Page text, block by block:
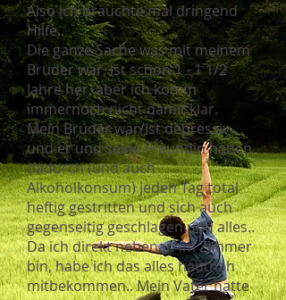
Also ich bräuchte mal dringend
Hilfe..
Die ganze Sache was mit meinem
Bruder war, ist schon 1 - 1 1/2
Jahre her, aber ich komm
immernoch nicht damit klar.
Mein Bruder war/ist depressiv
und er und seine Freundin haben
dadurch (und auch
Alkoholkonsum) jeden Tag total
heftig gestritten und sich auch
gegenseitig geschlagen und alles..
Da ich direkt nebenan im Zimmer
bin, habe ich das alles hautnah
mitbekommen.. Mein Vater hatte